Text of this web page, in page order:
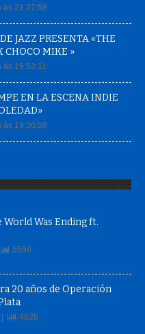
21:27:58
JAZZ PRESENTA «THE
CHOCO MIKE »
19:53:11
EN LA ESCENA INDIE
19:36:09
World Was Ending ft.
5596
20 años de Operación
4626